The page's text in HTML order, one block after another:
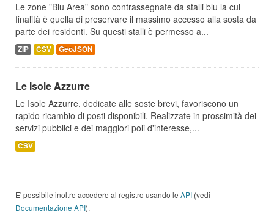
Le zone "Blu Area" sono contrassegnate da stalli blu la cui
finalità è quella di preservare il massimo accesso alla sosta da
parte dei residenti. Su questi stalli è permesso a...
ZIP CSV GeoJSON
Le Isole Azzurre
Le Isole Azzurre, dedicate alle soste brevi, favoriscono un
rapido ricambio di posti disponibili. Realizzate in prossimità dei
servizi pubblici e dei maggiori poli d'interesse,...
CSV
E' possibile inoltre accedere al registro usando le API (vedi
Documentazione API).